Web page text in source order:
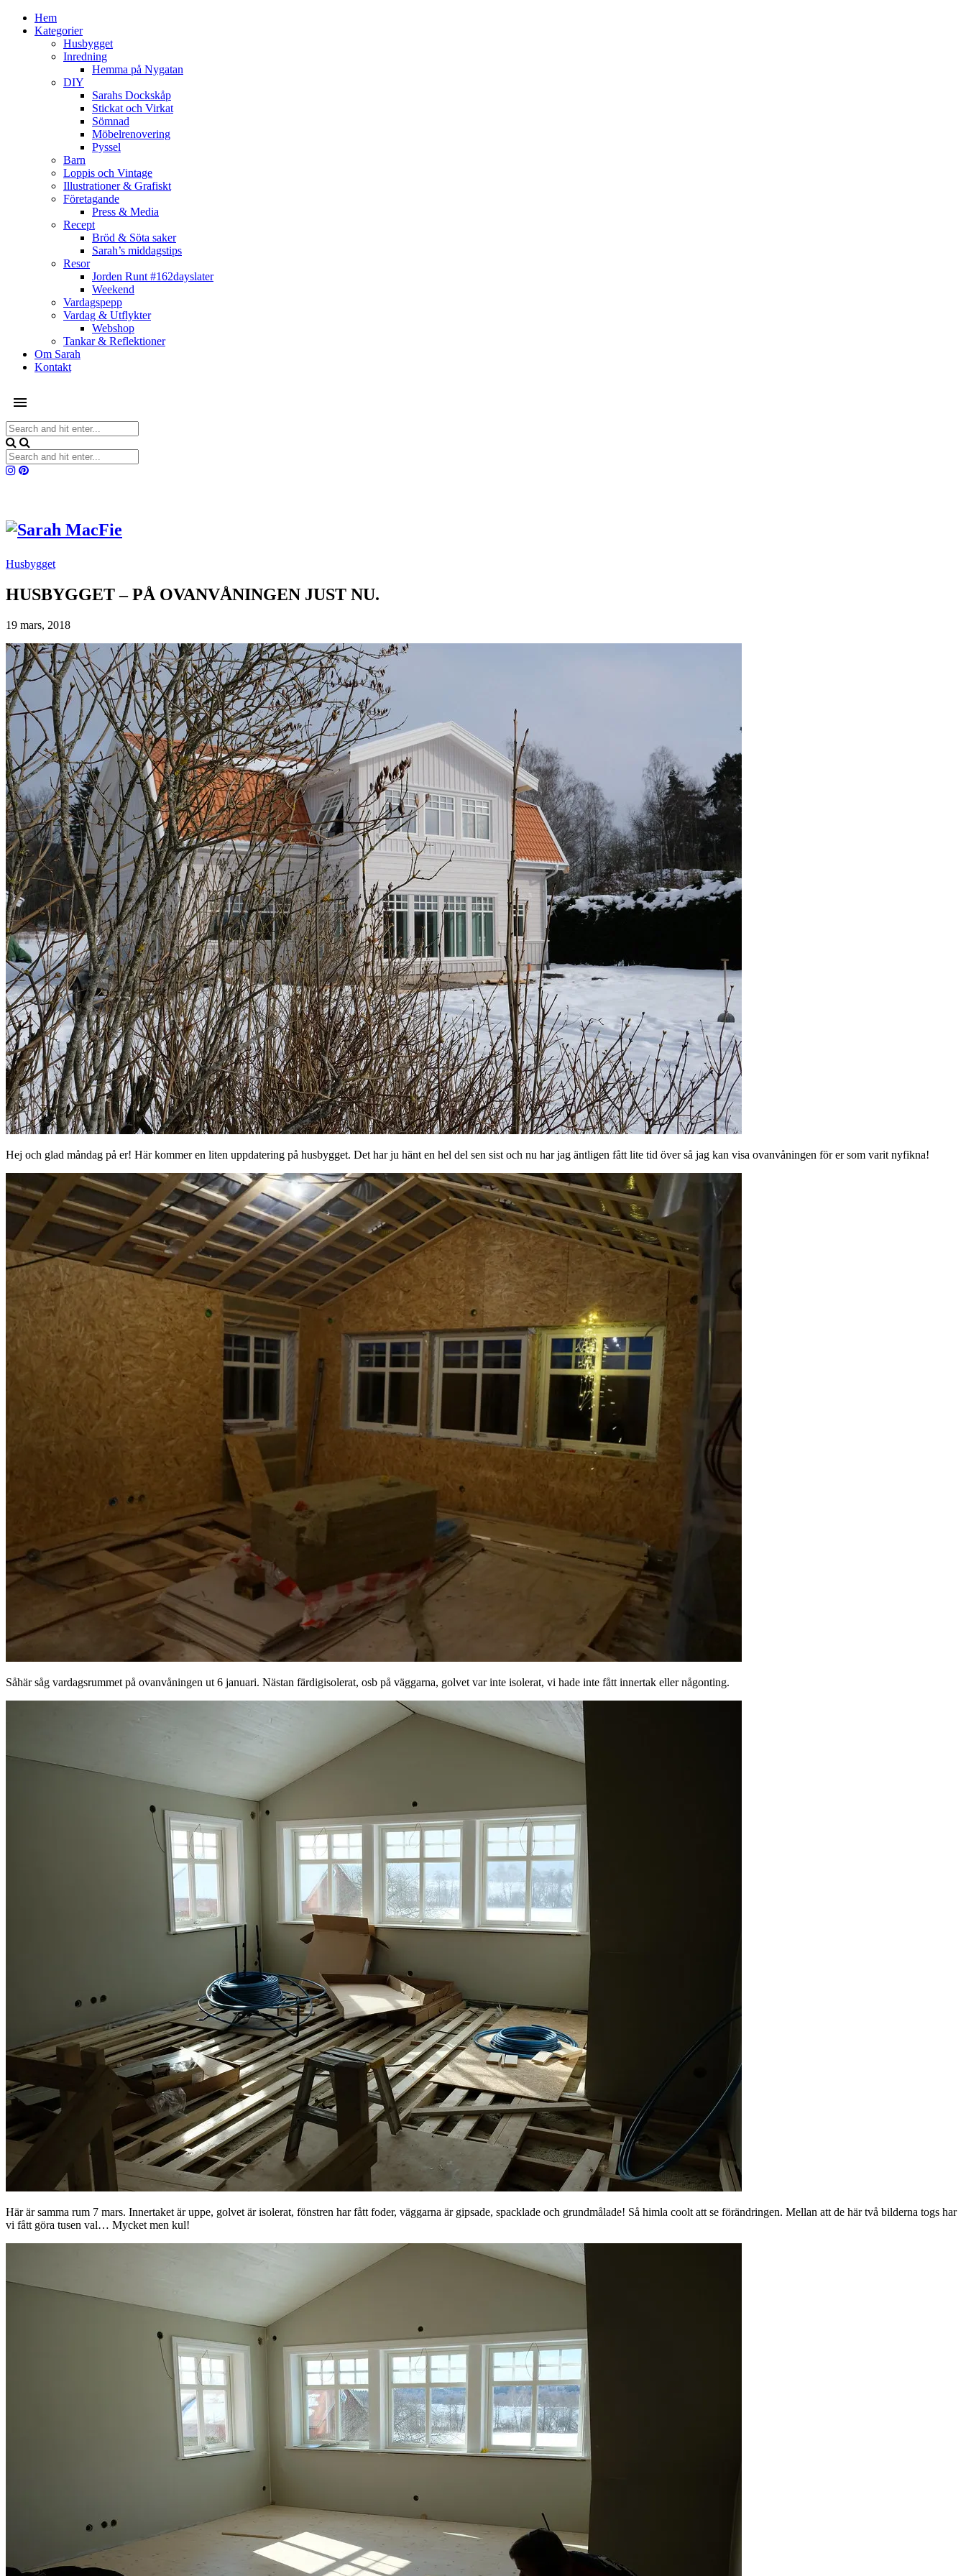
Hem
Kategorier
Husbygget
Inredning
Hemma på Nygatan
DIY
Sarahs Dockskåp
Stickat och Virkat
Sömnad
Möbelrenovering
Pyssel
Barn
Loppis och Vintage
Illustrationer & Grafiskt
Företagande
Press & Media
Recept
Bröd & Söta saker
Sarah’s middagstips
Resor
Jorden Runt #162dayslater
Weekend
Vardagspepp
Vardag & Utflykter
Webshop
Tankar & Reflektioner
Om Sarah
Kontakt
Husbygget
HUSBYGGET – PÅ OVANVÅNINGEN JUST NU.
19 mars, 2018
Hej och glad måndag på er! Här kommer en liten uppdatering på husbygget. Det har ju hänt en hel del sen sist och nu har jag äntligen fått lite tid över så jag kan visa ovanvåningen för er som varit nyfikna!
Såhär såg vardagsrummet på ovanvåningen ut 6 januari. Nästan färdigisolerat, osb på väggarna, golvet var inte isolerat, vi hade inte fått innertak eller någonting.
Här är samma rum 7 mars. Innertaket är uppe, golvet är isolerat, fönstren har fått foder, väggarna är gipsade, spacklade och grundmålade! Så himla coolt att se förändringen. Mellan att de här två bilderna togs har
vi fått göra tusen val… Mycket men kul!